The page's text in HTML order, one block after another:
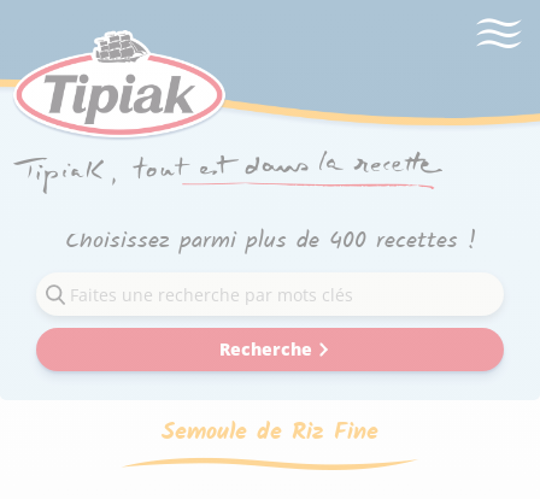
Choisissez parmi plus de 400 recettes !
Recherche
Semoule de Riz Fine